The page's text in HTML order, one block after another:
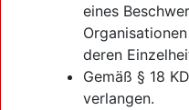
eines
deren
Gemäß § 18
verlangen.